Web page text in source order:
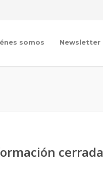
somos Newsletter
cerrada